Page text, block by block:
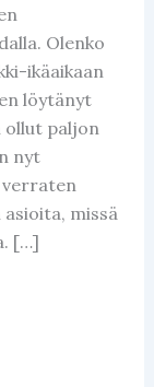
Olenko
ikäaikaan
löytänyt
ollut paljon
nyt
missä
[…]